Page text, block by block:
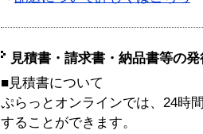
見積書・請求書・納品書等の
■見積書について
ぷらっとオンラインでは、24時
することができます。